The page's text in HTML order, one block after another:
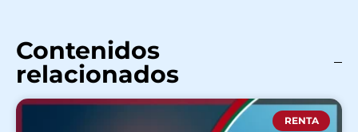
Contenidos
relacionados
RENTA